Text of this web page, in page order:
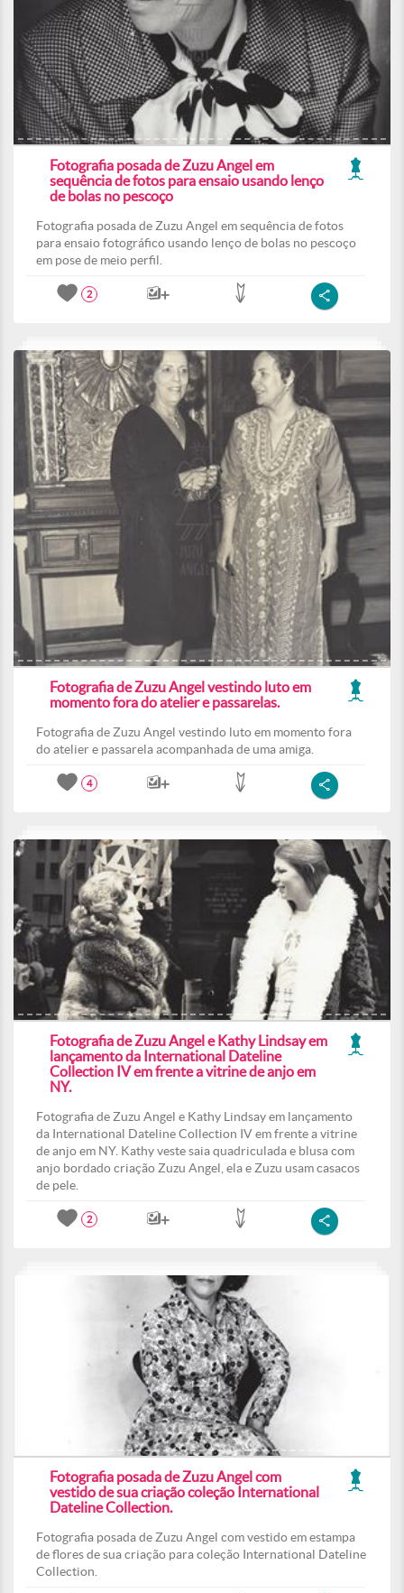
Fotografia posada de Zuzu Angel em
sequência de fotos para ensaio usando lenço
de bolas no pescoço
Fotografia posada de Zuzu Angel em sequência de fotos
para ensaio fotográfico usando lenço de bolas no pescoço
em pose de meio perfil.
2
Fotografia de Zuzu Angel vestindo luto em
momento fora do atelier e passarelas.
Fotografia de Zuzu Angel vestindo luto em momento fora
do atelier e passarela acompanhada de uma amiga.
4
Fotografia de Zuzu Angel e Kathy Lindsay em
lançamento da International Dateline
Collection IV em frente a vitrine de anjo em
NY.
Fotografia de Zuzu Angel e Kathy Lindsay em lançamento
da International Dateline Collection IV em frente a vitrine
de anjo em NY. Kathy veste saia quadriculada e blusa com
anjo bordado criação Zuzu Angel, ela e Zuzu usam casacos
de pele.
2
Fotografia posada de Zuzu Angel com
vestido de sua criação coleção International
Dateline Collection.
Fotografia posada de Zuzu Angel com vestido em estampa
de flores de sua criação para coleção International Dateline
Collection.